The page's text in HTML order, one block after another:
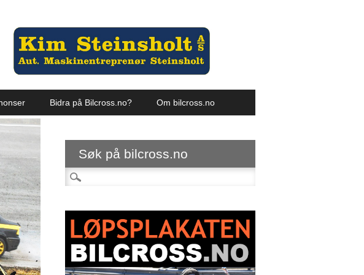
Bidra på Bilcross.no? Om bilcross.no
Søk på bilcross.no
Søk etter: